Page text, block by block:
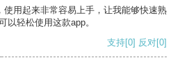
用起来非常容易上手，让我能够快速熟
以轻松使用这款app。
支持[0] 反对[0]